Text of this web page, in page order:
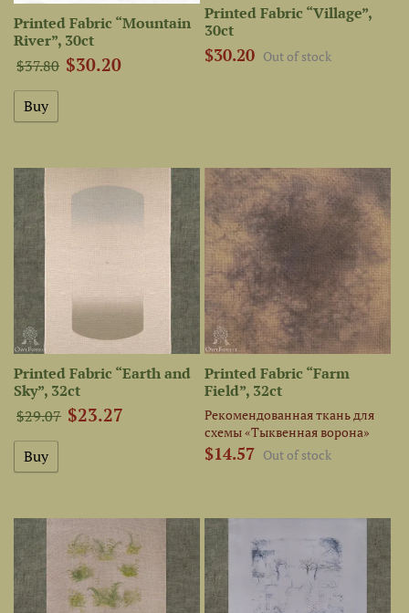
Printed Fabric “Mountain
River”, 30ct
$37.80 $30.20
Printed Fabric “Village”,
30ct
$30.20 Out of stock
Printed Fabric “Earth and
Sky”, 32ct
$29.07 $23.27
Printed Fabric “Farm
Field”, 32ct
Рекомендованная ткань для
схемы «Тыквенная ворона»
$14.57 Out of stock